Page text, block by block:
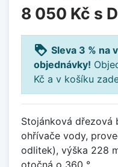
8 050 Kč s
loyalty Sleva 3 % na
objednávky!
Kč a v košíku
Stojánková dřezová
ohřívače vody,
odlitek), výška 228